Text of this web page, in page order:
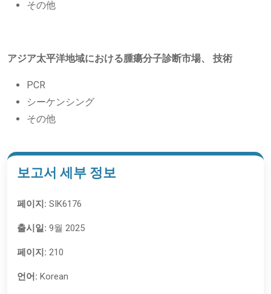
その他
アジア太平洋地域における腫瘍分子診断市場、 技術
PCR
シーケンシング
その他
보고서 세부 정보
페이지: SIK6176
출시일: 9월 2025
페이지: 210
언어: Korean